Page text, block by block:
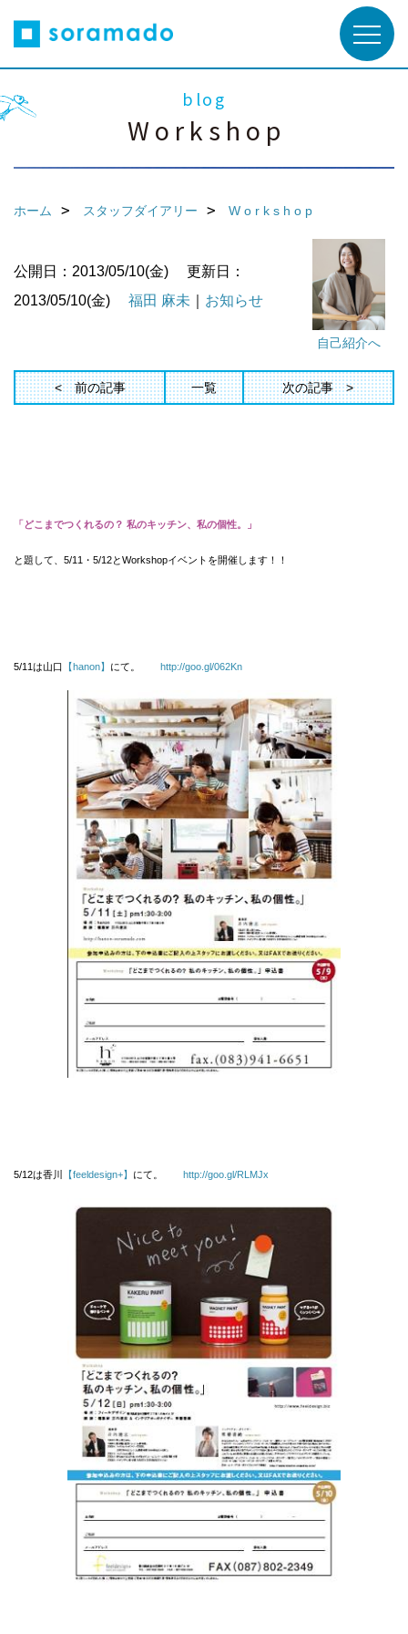
blog
W o r k s h o p
ホーム スタッフダイアリー W o r k s h o p
自己紹介へ
公開日：2013/05/10(金)
更新日：
2013/05/10(金)
福田 麻未 お知らせ
前の記事 一覧 次の記事
「どこまでつくれるの？ 私のキッチン、私の個性。」
と題して、5/11・5/12とWorkshopイベントを開催します！！
5/11は山口 【hanon】 にて。 http://goo.gl/062Kn
5/12は香川 【feeldesign+】 にて。 http://goo.gl/RLMJx